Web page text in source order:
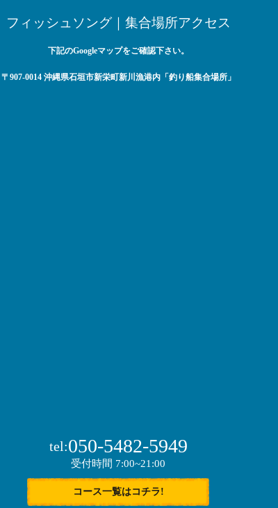
フィッシュソング｜集合場所アクセス
下記のGoogleマップをご確認下さい。
〒907-0014 沖縄県石垣市新栄町新川漁港内「釣り船集合場所」
tel:050-5482-5949
受付時間 7:00~21:00
コース一覧はコチラ!